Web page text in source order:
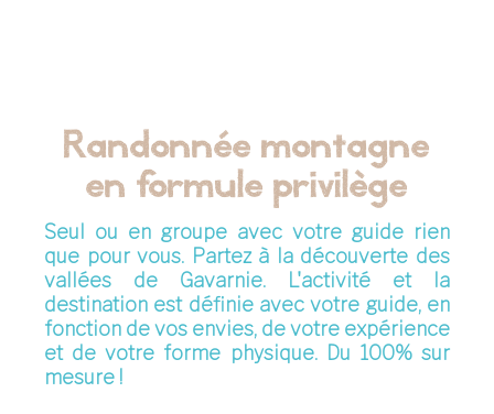
Randonnée montagne
en formule privilège
Seul ou en groupe avec votre guide rien
que pour vous. Partez à la découverte des
vallées de Gavarnie. L'activité et la
destination est définie avec votre guide, en
fonction de vos envies, de votre expérience
et de votre forme physique. Du 100% sur
mesure !